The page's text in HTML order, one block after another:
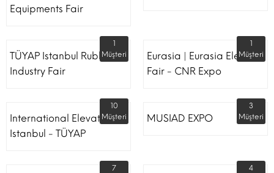
Equipments Fair
TÜYAP Istanbul Rubber
Industry Fair
1
Müşteri
Eurasia | Eurasia Elevator
Fair - CNR Expo
1
Müşteri
International Elevator
Istanbul - TÜYAP
10
Müşteri
MUSIAD EXPO
3
Müşteri
7 4